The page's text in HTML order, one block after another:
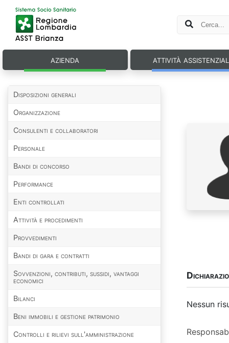
azienda attività
Disposizioni generali
Organizzazione
Consulenti e collaboratori
Personale
Bandi di concorso
Performance
Enti controllati
Attività e procedimenti
Provvedimenti
Bandi di gara e contratti
Sovvenzioni, contributi, sussidi, vantaggi
economici
Bilanci
Beni immobili e gestione patrimonio
Controlli e rilievi sull'amministrazione
Nessun